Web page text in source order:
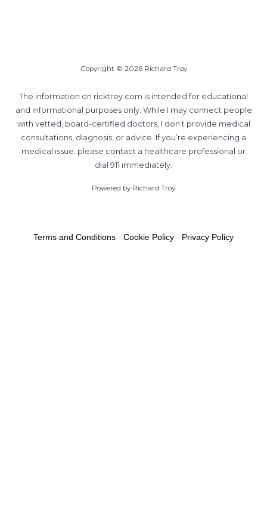
Copyright © 2026 Richard Troy
The information on ricktroy.com is intended for educational
and informational purposes only. While I may connect people
with vetted, board-certified doctors, I don’t provide medical
consultations, diagnosis, or advice. If you’re experiencing a
medical issue, please contact a healthcare professional or
dial 911 immediately.
Powered by Richard Troy
Terms and Conditions - Cookie Policy - Privacy Policy